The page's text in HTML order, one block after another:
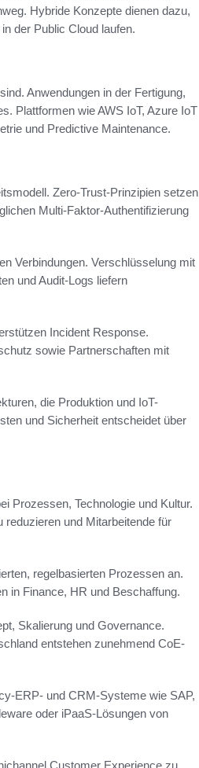
Hybride Konzepte dienen dazu,
der Public Cloud laufen.
Anwendungen in der Fertigung,
Plattformen wie AWS IoT, Azure IoT
und Predictive Maintenance.
Zero‑Trust-Prinzipien setzen
Multi‑Faktor-Authentifizierung
Verbindungen. Verschlüsselung mit
und Audit-Logs liefern
Incident Response.
sowie Partnerschaften mit
die Produktion und IoT-
und Sicherheit entscheidet über
Prozessen, Technologie und Kultur.
und Mitarbeitende für
regelbasierten Prozessen an.
in Finance, HR und Beschaffung.
Skalierung und Governance.
entstehen zunehmend CoE-
ERP- und CRM-Systeme wie SAP,
oder iPaaS-Lösungen von